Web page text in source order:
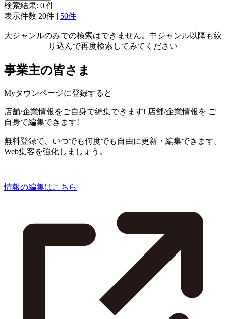
検索結果: 0 件
表示件数 20件 | 50件
大ジャンルのみでの検索はできません。中ジャンル以降も絞
り込んで再度検索してみてください
事業主の皆さま
Myタウンページに登録すると
店舗/企業情報をご自身で編集できます! 店舗/企業情報を ご
自身で編集できます!
無料登録で、いつでも何度でも自由に更新・編集できます。
Web集客を強化しましょう。
情報の編集はこちら